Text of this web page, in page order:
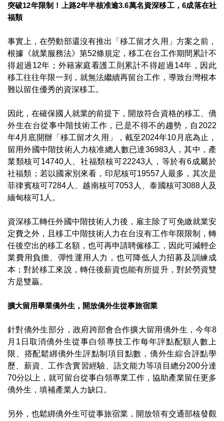
突破12年限制！上路2年半核准逾3.6萬名資深移工，6成落在社
福類
事實上，在勞動部還沒有推出「移工留才久用」方案之前，
根據《就業服務法》第52條規定，移工在台工作期間累計不
得超過12年；外籍家庭看護工則累計不得超過14年，因此
移工往往年限一到，就無法繼續再留台工作，導致台灣根本
難以留住優秀的資深移工。
因此，在確保國人就業的前提下，開放符合資格的移工、僑
外生在台從事中階技術工作，已是不得不的趨勢，自2022
年4月底開辦「移工留才久用」，截至2024年10月底為止，
留用外國中階技術人力核准總人數已達36983人，其中，產
業類核可14740人、社福類核可22243人，等於有6成屬於
社福類；若以國家別來看，印尼核可19557人最多，其次是
菲律賓核可7284人、越南核可7053人、泰國核可3088人及
緬甸核可1人。
資深移工轉任外國中階技術人力後，雇主除了可免繳就業安
定費之外，且移工中階技術人力在台沒有工作年限限制，轉
任後空出的移工名額，也可再申請聘僱移工，因此可減輕企
業費用負擔、彈性運用人力，也可降低人力招募及訓練成
本；對於移工來說，轉任後薪資也能有所提升，對於勞資雙
方是雙贏。
擴大留用畢業僑外生，開放僑外生從事旅宿業
針對僑外生部分，政府跨部會合作擴大留用僑外生，今年8
月1日取消僑外生從事白領專技工作每年評點配額人數上
限、搭配鬆綁僑外生評點制項目點數，僑外生綜合評點學
歷、薪資、工作含實習經驗、語文能力等項目總分200分達
70分以上，就可留台從事白領專業工作，協助產業留任更多
僑外生，填補產業人力缺口。
另外，也鬆綁僑外生可從事旅宿業，開放領有交通部核發觀